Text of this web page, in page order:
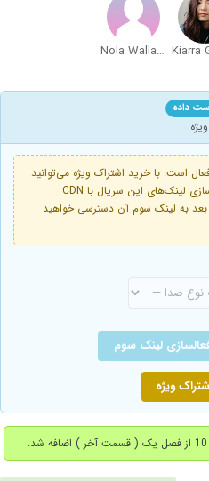
Nola Wallace
است. با خرید اشتراک ویژه می‌توانید
هر 24 ساعت یک‌بار درخواست همگام‌سازی لینک‌های این سریال با CDN
بعد به لینک سوم آن دسترسی خواهید
لینک سوم
ویژه